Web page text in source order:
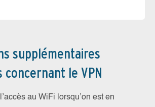
supplémentaires
le VPN
au WiFi lorsqu’on est en